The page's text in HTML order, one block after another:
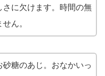
さに欠けます。時間の無
ん。
糖のあじ。おなかいっ